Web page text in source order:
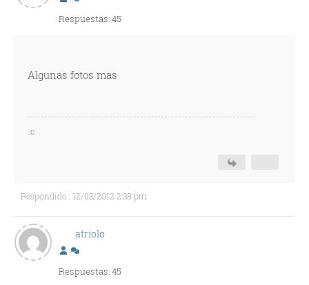
Respuestas: 45
Algunas fotos mas
:c
Respondido : 12/03/2012 2:38 pm
atriolo
Respuestas: 45